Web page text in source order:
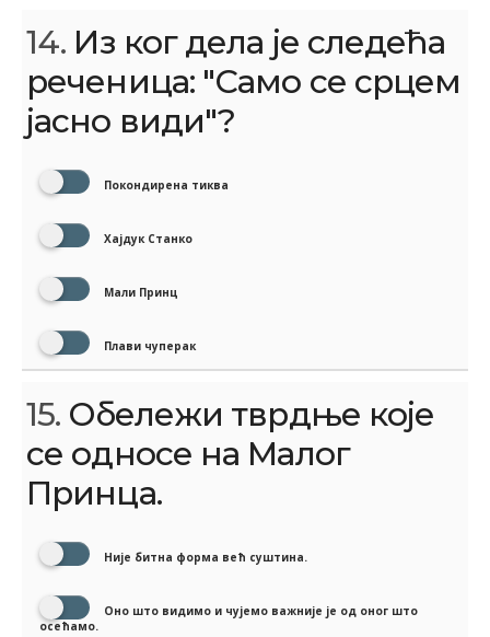
14. Из ког дела је следећа
реченица: "Само се срцем
јасно види"?
Покондирена тиква
Хајдук Станко
Мали Принц
Плави чуперак
15. Обележи тврдње које
се односе на Малог
Принца.
Није битна форма већ суштина.
Оно што видимо и чујемо важније је од оног што
осећамо.